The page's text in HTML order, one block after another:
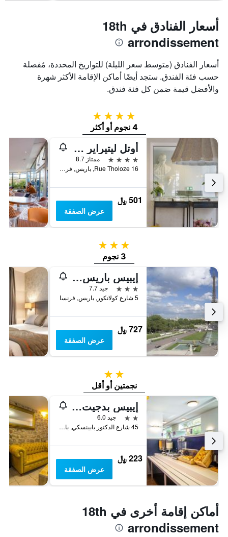
أسعار الفنادق في 18th
arrondissement
أسعار الفنادق (متوسط سعر الليلة) للتواريخ المحددة، مُفصلة
حسب فئة الفندق. ستجد أيضًا أماكن الإقامة الأكثر شهرة
والأفضل قيمة ضمن كل فئة فندق.
4 نجوم
4 نجوم أو أكثر
أوتل ليتيراير مارسيل أيم بي دبليو بريميير كوليكشن
4 نجوم
ممتاز 8.7
16 Rue Tholoze, باريس, فرنسا
501 ﷼
عرض الصفقة
3 نجوم
3 نجوم
إيبيس باريس مونتمارتر ساكري كويور
3 نجوم
جيد 7.7
5 شارع كولانكور, باريس, فرنسا
727 ﷼
عرض الصفقة
2 نجمتين
نجمتين أو أقل
إيبيس بدجيت باريس بورت دي مونمارتر
2 نجمتين
جيد 6.0
45 شارع الدكتور بابينسكي, باريس, فرنسا
223 ﷼
عرض الصفقة
أماكن إقامة أخرى في 18th
arrondissement